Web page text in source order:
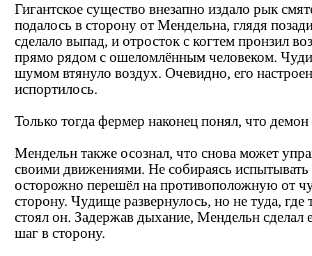
Гигантское существо внезапно издало рык
подалось в сторону от Мендельна, глядя
сделало выпад, и отросток с когтем пронзил
прямо рядом с ошеломлённым человеком.
шумом втянуло воздух. Очевидно, его
испортилось.
Только тогда фермер наконец понял, что демон
Мендельн также осознал, что снова может
своими движениями. Не собираясь испытывать
осторожно перешёл на противоположную от
сторону. Чудище развернулось, но не туда, где
стоял он. Задержав дыхание, Мендельн сделал
шаг в сторону.